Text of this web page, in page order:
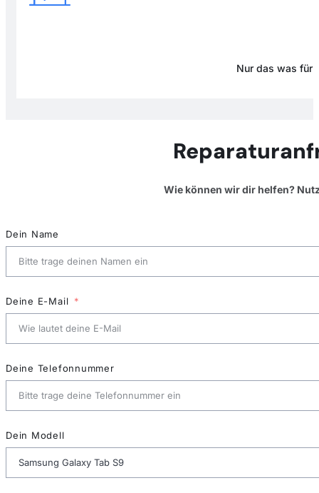
Nur das was für
Wie können wir dir helfen?
Dein Name
Deine E-Mail
Deine Telefonnummer
Dein Modell